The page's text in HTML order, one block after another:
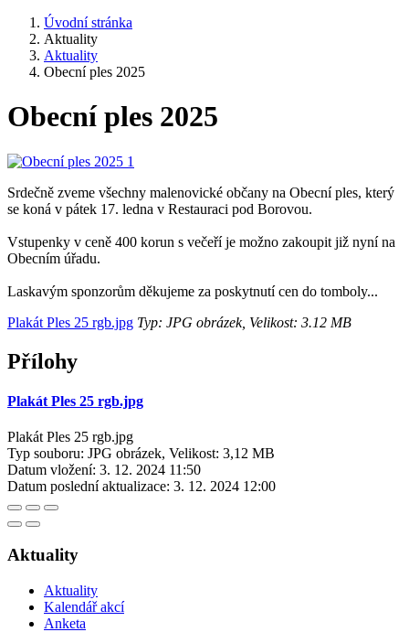
Úvodní stránka
Aktuality
Aktuality
Obecní ples 2025
Obecní ples 2025
Srdečně zveme všechny malenovické občany na Obecní ples, který
se koná v pátek 17. ledna v Restauraci pod Borovou.
Vstupenky v ceně 400 korun s večeří je možno zakoupit již nyní na
Obecním úřadu.
Laskavým sponzorům děkujeme za poskytnutí cen do tomboly...
Plakát Ples 25 rgb.jpg Typ: JPG obrázek, Velikost: 3.12 MB
Přílohy
Plakát Ples 25 rgb.jpg
Plakát Ples 25 rgb.jpg
Typ souboru: JPG obrázek, Velikost: 3,12 MB
Datum vložení: 3. 12. 2024 11:50
Datum poslední aktualizace: 3. 12. 2024 12:00
Aktuality
Aktuality
Kalendář akcí
Anketa